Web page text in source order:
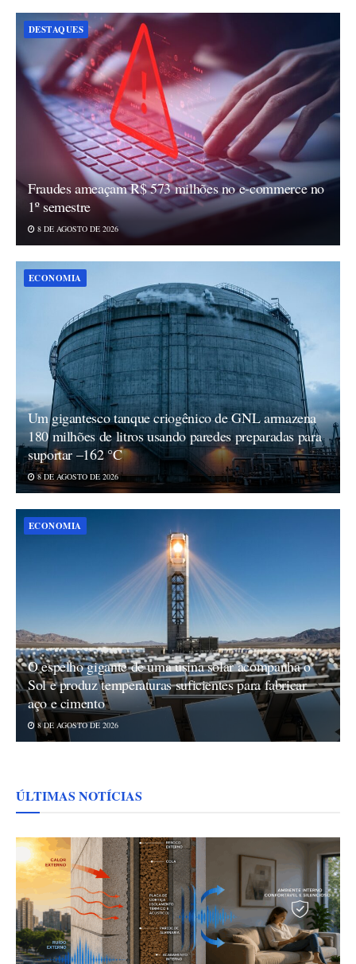
DESTAQUES
Fraudes ameaçam R$ 573 milhões no e-commerce no
1º semestre
8 DE AGOSTO DE 2026
ECONOMIA
Um gigantesco tanque criogênico de GNL armazena
180 milhões de litros usando paredes preparadas para
suportar –162 °C
8 DE AGOSTO DE 2026
ECONOMIA
O espelho gigante de uma usina solar acompanha o
Sol e produz temperaturas suficientes para fabricar
aço e cimento
8 DE AGOSTO DE 2026
ÚLTIMAS NOTÍCIAS